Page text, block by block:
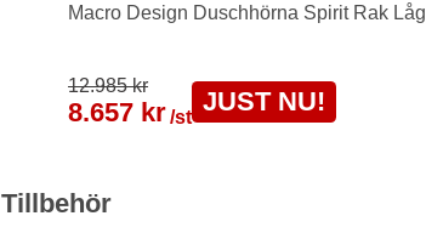
Macro Design Duschhörna Spirit Rak Låg
12.985 kr
8.657 kr/st
JUST NU!
Tillbehör